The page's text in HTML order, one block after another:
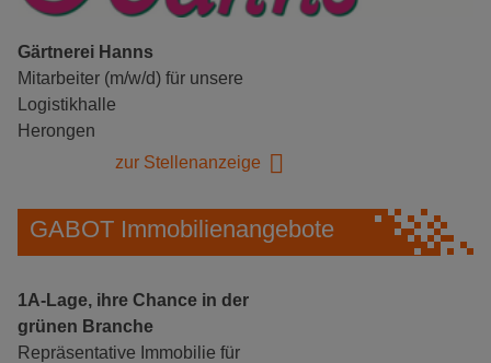
Gärtnerei Hanns
Mitarbeiter (m/w/d) für unsere
Logistikhalle
Herongen
zur Stellenanzeige
GABOT Immobilienangebote
1A-Lage, ihre Chance in der
grünen Branche
Repräsentative Immobilie für